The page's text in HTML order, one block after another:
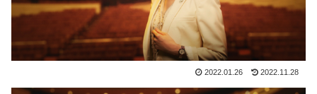
2022.01.26 2022.11.28